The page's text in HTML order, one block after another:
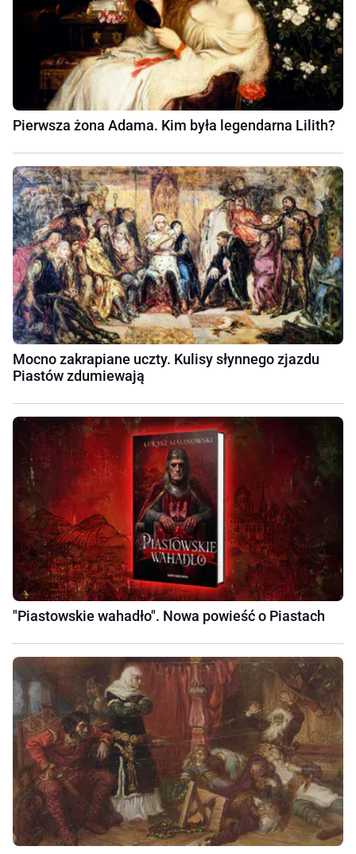
Pierwsza żona Adama. Kim była legendarna Lilith?
Mocno zakrapiane uczty. Kulisy słynnego zjazdu
Piastów zdumiewają
"Piastowskie wahadło". Nowa powieść o Piastach